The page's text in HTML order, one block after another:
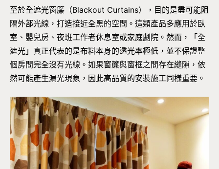
至於全遮光窗簾（Blackout Curtains），目的是盡可能阻
隔外部光線，打造接近全黑的空間。這類產品多應用於臥
室、嬰兒房、夜班工作者休息室或家庭劇院。然而，「全
遮光」真正代表的是布料本身的透光率極低，並不保證整
個房間完全沒有光線。如果窗簾與窗框之間存在縫隙，依
然可能產生漏光現象，因此高品質的安裝施工同樣重要。